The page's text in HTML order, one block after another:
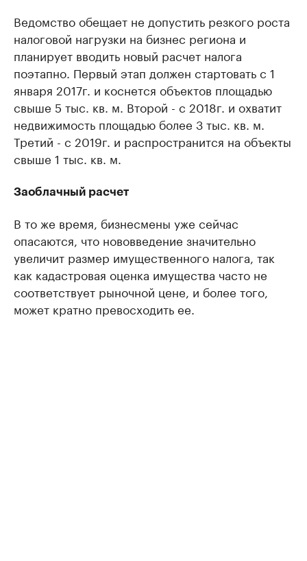
Ведомство обещает не допустить резкого роста
налоговой нагрузки на бизнес региона и
планирует вводить новый расчет налога
поэтапно. Первый этап должен стартовать с 1
января 2017г. и коснется объектов площадью
свыше 5 тыс. кв. м. Второй - с 2018г. и охватит
недвижимость площадью более 3 тыс. кв. м.
Третий - с 2019г. и распространится на объекты
свыше 1 тыс. кв. м.
Заоблачный расчет
В то же время, бизнесмены уже сейчас
опасаются, что нововведение значительно
увеличит размер имущественного налога, так
как кадастровая оценка имущества часто не
соответствует рыночной цене, и более того,
может кратно превосходить ее.